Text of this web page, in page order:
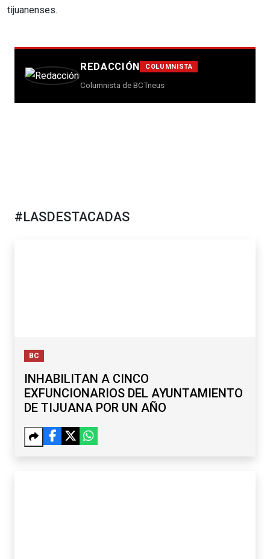
tijuanenses.
REDACCIÓN COLUMNISTA
Columnista de BCTneus
#LASDESTACADAS
BC
INHABILITAN A CINCO
EXFUNCIONARIOS DEL AYUNTAMIENTO
DE TIJUANA POR UN AÑO